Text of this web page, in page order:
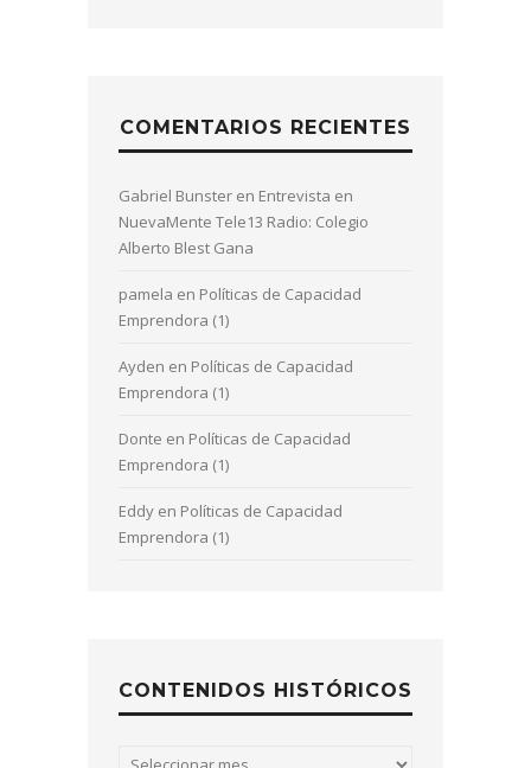
COMENTARIOS RECIENTES
Gabriel Bunster en Entrevista en
NuevaMente Tele13 Radio: Colegio
Alberto Blest Gana
pamela en Políticas de Capacidad
Emprendora (1)
Ayden en Políticas de Capacidad
Emprendora (1)
Donte en Políticas de Capacidad
Emprendora (1)
Eddy en Políticas de Capacidad
Emprendora (1)
CONTENIDOS HISTÓRICOS
Contenidos